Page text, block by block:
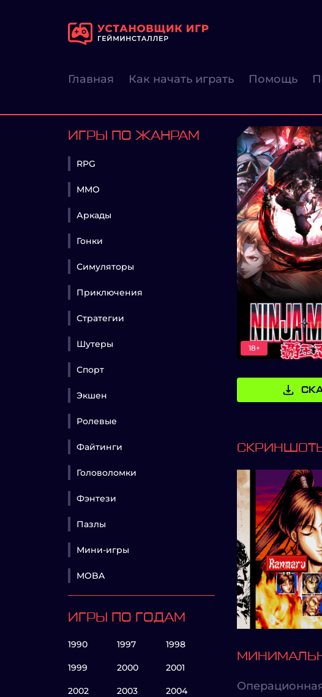
Главная Как начать играть Помощь
ИГРЫ ПО ЖАНРАМ
RPG
MMO
Аркады
Гонки
Симуляторы
Приключения
Стратегии
Шутеры
Спорт
Экшен
Ролевые
Файтинги
Головоломки
Фэнтези
Пазлы
Мини-игры
MOBA
ИГРЫ ПО ГОДАМ
1990 1997 1998
1999 2000 2001
2002 2003 2004
18+